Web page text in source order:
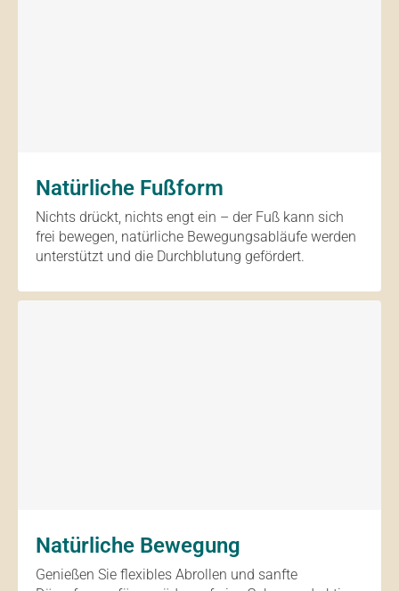
Natürliche Fußform
Nichts drückt, nichts engt ein – der Fuß kann sich
frei bewegen, natürliche Bewegungsabläufe werden
unterstützt und die Durchblutung gefördert.
Natürliche Bewegung
Genießen Sie flexibles Abrollen und sanfte